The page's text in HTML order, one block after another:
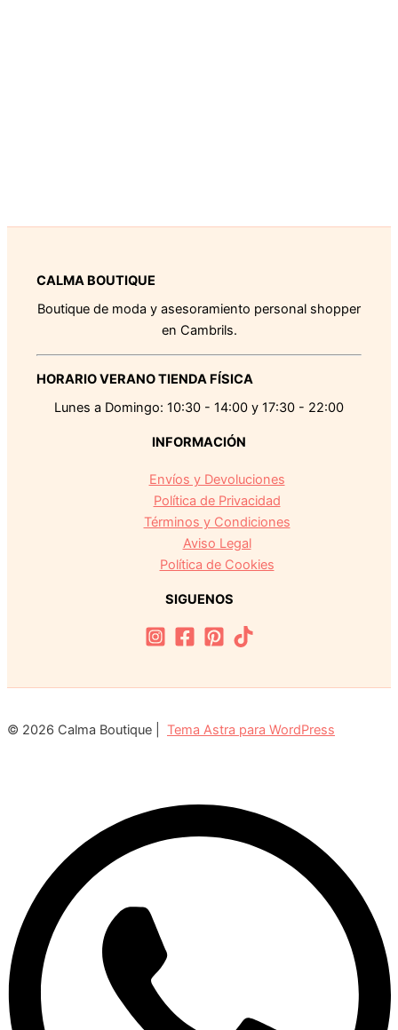
CALMA BOUTIQUE
Boutique de moda y asesoramiento personal shopper
en Cambrils.
HORARIO VERANO TIENDA FÍSICA
Lunes a Domingo: 10:30 - 14:00 y 17:30 - 22:00
INFORMACIÓN
Envíos y Devoluciones
Política de Privacidad
Términos y Condiciones
Aviso Legal
Política de Cookies
SIGUENOS
© 2026 Calma Boutique | Tema Astra para WordPress